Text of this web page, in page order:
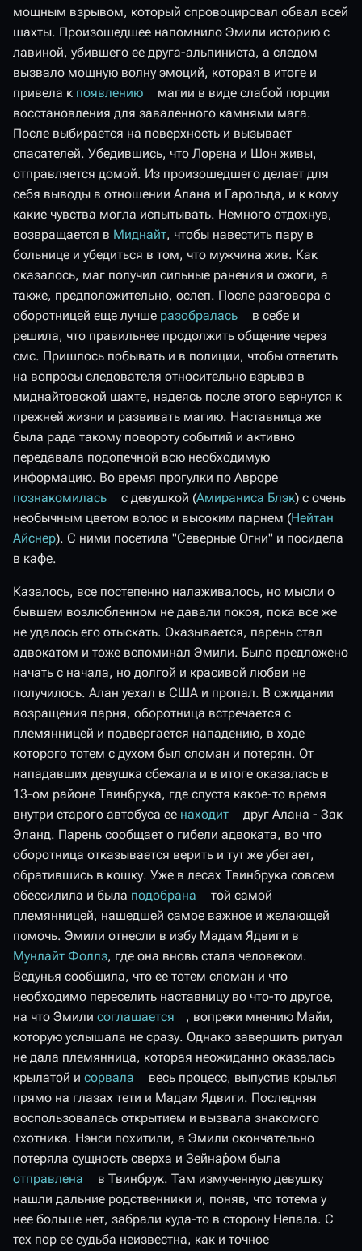
мощным взрывом, который спровоцировал обвал всей
шахты. Произошедшее напомнило Эмили историю с
лавиной, убившего ее друга-альпиниста, а следом
вызвало мощную волну эмоций, которая в итоге и
привела к появлению
магии в виде слабой порции
восстановления для заваленного камнями мага.
После выбирается на поверхность и вызывает
спасателей. Убедившись, что Лорена и Шон живы,
отправляется домой. Из произошедшего делает для
себя выводы в отношении Алана и Гарольда, и к кому
какие чувства могла испытывать. Немного отдохнув,
возвращается в Миднайт, чтобы навестить пару в
больнице и убедиться в том, что мужчина жив. Как
оказалось, маг получил сильные ранения и ожоги, а
также, предположительно, ослеп. После разговора с
оборотницей еще лучше разобралась
в себе и
решила, что правильнее продолжить общение через
смс. Пришлось побывать и в полиции, чтобы ответить
на вопросы следователя относительно взрыва в
миднайтовской шахте, надеясь после этого вернутся к
прежней жизни и развивать магию. Наставница же
была рада такому повороту событий и активно
передавала подопечной всю необходимую
информацию. Во время прогулки по Авроре
познакомилась
с девушкой (Амираниса Блэк) с очень
необычным цветом волос и высоким парнем (Нейтан
Айснер). С ними посетила "Северные Огни" и посидела
в кафе.
Казалось, все постепенно налаживалось, но мысли о
бывшем возлюбленном не давали покоя, пока все же
не удалось его отыскать. Оказывается, парень стал
адвокатом и тоже вспоминал Эмили. Было предложено
начать с начала, но долгой и красивой любви не
получилось. Алан уехал в США и пропал. В ожидании
возращения парня, оборотница встречается с
племянницей и подвергается нападению, в ходе
которого тотем с духом был сломан и потерян. От
нападавших девушка сбежала и в итоге оказалась в
13-ом районе Твинбрука, где спустя какое-то время
внутри старого автобуса ее находит
друг Алана - Зак
Эланд. Парень сообщает о гибели адвоката, во что
оборотница отказывается верить и тут же убегает,
обратившись в кошку. Уже в лесах Твинбрука совсем
обессилила и была подобрана
той самой
племянницей, нашедшей самое важное и желающей
помочь. Эмили отнесли в избу Мадам Ядвиги в
Мунлайт Фоллз, где она вновь стала человеком.
Ведунья сообщила, что ее тотем сломан и что
необходимо переселить наставницу во что-то другое,
на что Эмили соглашается
, вопреки мнению Майи,
которую услышала не сразу. Однако завершить ритуал
не дала племянница, которая неожиданно оказалась
крылатой и сорвала
весь процесс, выпустив крылья
прямо на глазах тети и Мадам Ядвиги. Последняя
воспользовалась открытием и вызвала знакомого
охотника. Нэнси похитили, а Эмили окончательно
потеряла сущность сверха и Зейна́ром была
отправлена
в Твинбрук. Там измученную девушку
нашли дальние родственники и, поняв, что тотема у
нее больше нет, забрали куда-то в сторону Непала. С
тех пор ее судьба неизвестна, как и точное